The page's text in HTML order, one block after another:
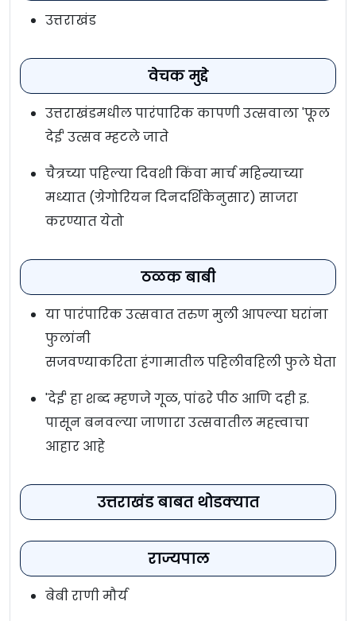
उत्तराखंड
वेचक मुद्दे
उत्तराखंडमधील पारंपारिक कापणी उत्सवाला 'फूल
देई' उत्सव म्हटले जाते
चैत्रच्या पहिल्या दिवशी किंवा मार्च महिन्याच्या
मध्यात (ग्रेगोरियन दिनदर्शिकेनुसार) साजरा
करण्यात येतो
ठळक बाबी
या पारंपारिक उत्सवात तरुण मुली आपल्या घरांना
फुलांनी
सजवण्याकरिता हंगामातील पहिलीवहिली फुले घेतात
'देई' हा शब्द म्हणजे गूळ, पांढरे पीठ आणि दही इ.
पासून बनवल्या जाणारा उत्सवातील महत्त्वाचा
आहार आहे
उत्तराखंड बाबत थोडक्यात
राज्यपाल
बेबी राणी मौर्य